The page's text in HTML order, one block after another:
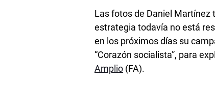
Las fotos de Daniel Martínez
estrategia todavía no está
en los próximos días su
“Corazón socialista”, para
Amplio (FA).